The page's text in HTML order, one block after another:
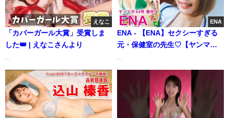
えなこ
「カバーガール大賞」受賞しま
した👑 | えなこさんより
ENA
ENA - 【ENA】セクシーすぎる
元・保健室の先生♡【ヤンマガ
談社ヤンマガchさんより